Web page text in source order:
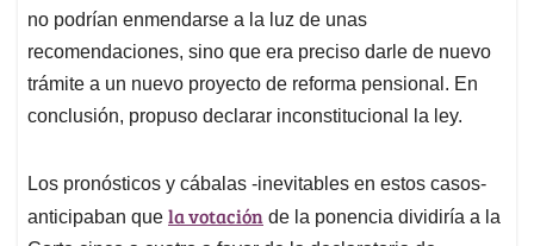
no podrían enmendarse a la luz de unas
recomendaciones, sino que era preciso darle de nuevo
trámite a un nuevo proyecto de reforma pensional. En
conclusión, propuso declarar inconstitucional la ley.
Los pronósticos y cábalas -inevitables en estos casos-
anticipaban que la votación de la ponencia dividiría a la